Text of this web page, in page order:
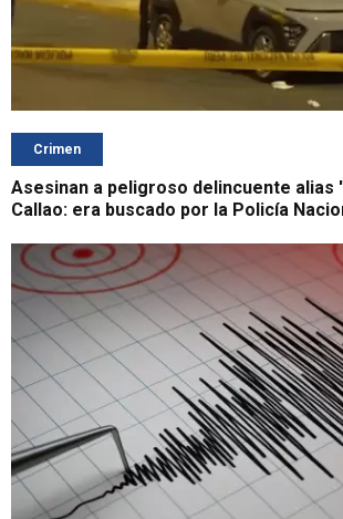
Crimen
Asesinan a peligroso delincuente alias
Callao: era buscado por la Policía